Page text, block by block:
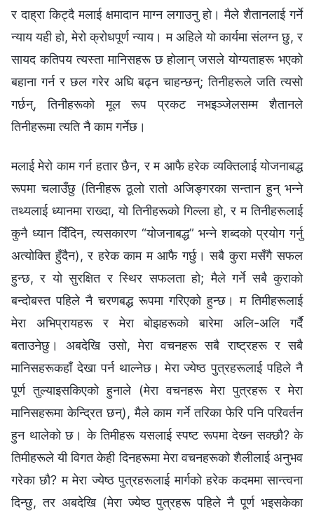
र दाह्रा किट्दै मलाई क्षमादान माग्‍न लगाउनु हो। मैले शैतानलाई गर्ने
न्याय यही हो, मेरो क्रोधपूर्ण न्याय। म अहिले यो कार्यमा संलग्‍न छु, र
सायद कतिपय त्यस्ता मानिसहरू छ होलान् जसले योग्यताहरू भएको
बहाना गर्न र छल गरेर अघि बढ्न चाहन्छन्; तिनीहरूले जति त्यसो
गर्छन्, तिनीहरूको मूल रूप प्रकट नभइञ्‍जेलसम्‍म शैतानले
तिनीहरूमा त्यति नै काम गर्नेछ।
मलाई मेरो काम गर्न हतार छैन, र म आफै हरेक व्यक्तिलाई योजनाबद्ध
रूपमा चलाउँछु (तिनीहरू ठूलो रातो अजिङ्गरका सन्तान हुन् भन्‍ने
तथ्यलाई ध्यानमा राख्दा, यो तिनीहरूको गिल्‍ला हो, र म तिनीहरूलाई
कुनै ध्यान दिँदिन, त्यसकारण “योजनाबद्ध” भन्‍ने शब्दको प्रयोग गर्नु
अत्योक्ति हुँदैन), र हरेक काम म आफै गर्छु। सबै कुरा मसँगै सफल
हुन्छ, र यो सुरक्षित र स्थिर सफलता हो; मैले गर्ने सबै कुराको
बन्दोबस्त पहिले नै चरणबद्ध रूपमा गरिएको हुन्छ। म तिमीहरूलाई
मेरा अभिप्रायहरू र मेरा बोझहरूको बारेमा अलि-अलि गर्दै
बताउनेछु। अबदेखि उसो, मेरा वचनहरू सबै राष्ट्रहरू र सबै
मानिसहरूकहाँ देखा पर्न थाल्‍नेछ। मेरा ज्येष्ठ पुत्रहरूलाई पहिले नै
पूर्ण तुल्याइसकिएको हुनाले (मेरा वचनहरू मेरा पुत्रहरू र मेरा
मानिसहरूमा केन्द्रित छन्), मैले काम गर्ने तरिका फेरि पनि परिवर्तन
हुन थालेको छ। के तिमीहरू यसलाई स्पष्ट रूपमा देख्‍न सक्छौ? के
तिमीहरूले यी विगत केही दिनहरूमा मेरा वचनहरूको शैलीलाई अनुभव
गरेका छौ? म मेरा ज्येष्ठ पुत्रहरूलाई मार्गको हरेक कदममा सान्त्वना
दिन्छु, तर अबदेखि (मेरा ज्येष्ठ पुत्रहरू पहिले नै पूर्ण भइसकेका